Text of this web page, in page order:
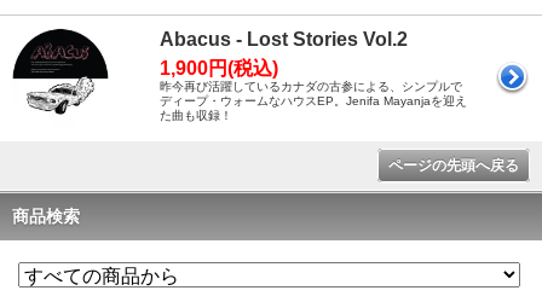
Abacus - Lost Stories Vol.2
1,900円(税込)
昨今再び活躍しているカナダの古参による、シンプルで
ディープ・ウォームなハウスEP。Jenifa Mayanjaを迎え
た曲も収録！
ページの先頭へ戻る
商品検索